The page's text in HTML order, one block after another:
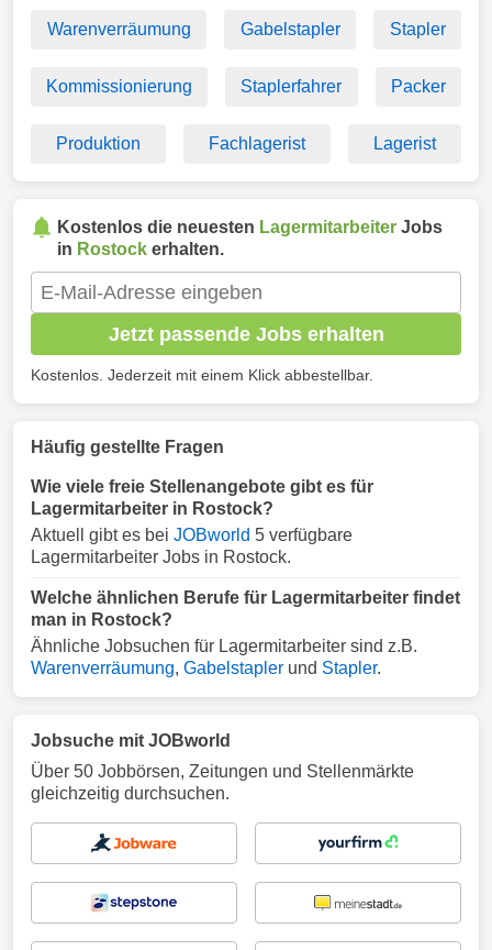
Warenverräumung Gabelstapler Stapler
Kommissionierung Staplerfahrer Packer
Produktion Fachlagerist Lagerist
Kostenlos die neuesten Lagermitarbeiter Jobs
in Rostock erhalten.
Jetzt passende Jobs erhalten
Kostenlos. Jederzeit mit einem Klick abbestellbar.
Häufig gestellte Fragen
Wie viele freie Stellenangebote gibt es für
Lagermitarbeiter in Rostock?
Aktuell gibt es bei JOBworld 5 verfügbare
Lagermitarbeiter Jobs in Rostock.
Welche ähnlichen Berufe für Lagermitarbeiter findet
man in Rostock?
Ähnliche Jobsuchen für Lagermitarbeiter sind z.B.
Warenverräumung, Gabelstapler und Stapler.
Jobsuche mit JOBworld
Über 50 Jobbörsen, Zeitungen und Stellenmärkte
gleichzeitig durchsuchen.